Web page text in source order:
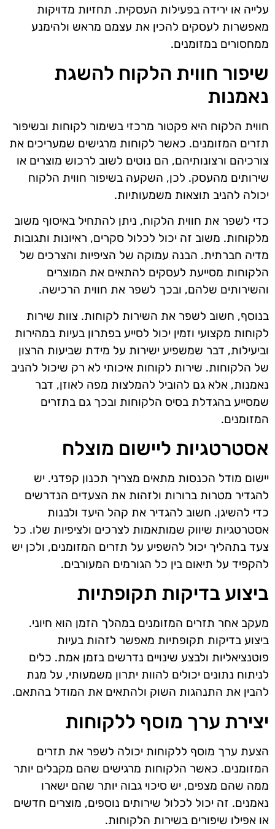
עלייה או ירידה בפעילות העסקית. תחזיות מדויקות
מאפשרות לעסקים להכין את עצמם מראש ולהימנע
ממחסורים במזומנים.
שיפור חווית הלקוח להשגת
נאמנות
חווית הלקוח היא פקטור מרכזי בשימור לקוחות ובשיפור
תזרים המזומנים. כאשר לקוחות מרגישים שמעריכים את
צורכיהם ורצונותיהם, הם נוטים לשוב לרכוש מוצרים או
שירותים מהעסק. לכן, השקעה בשיפור חווית הלקוח
יכולה להניב תוצאות משמעותיות.
כדי לשפר את חווית הלקוח, ניתן להתחיל באיסוף משוב
מלקוחות. משוב זה יכול לכלול סקרים, ראיונות ותגובות
מדיה חברתית. הבנה עמוקה של הציפיות והצרכים של
הלקוחות מסייעת לעסקים להתאים את המוצרים
והשירותים שלהם, ובכך לשפר את חווית הרכישה.
בנוסף, חשוב לשפר את השירות לקוחות. צוות שירות
לקוחות מקצועי וזמין יכול לסייע בפתרון בעיות במהירות
וביעילות, דבר שמשפיע ישירות על מידת שביעות הרצון
של הלקוחות. שירות לקוחות איכותי לא רק שיכול להניב
נאמנות, אלא גם להוביל להמלצות מפה לאוזן, דבר
שמסייע בהגדלת בסיס הלקוחות ובכך גם בתזרים
המזומנים.
אסטרטגיות ליישום מוצלח
יישום מודל הכנסות מתאים מצריך תכנון קפדני. יש
להגדיר מטרות ברורות ולזהות את הצעדים הנדרשים
כדי להשיגן. חשוב להגדיר את קהל היעד ולבנות
אסטרטגיות שיווק שמותאמות לצרכים ולציפיות שלו. כל
צעד בתהליך יכול להשפיע על תזרים המזומנים, ולכן יש
להקפיד על תיאום בין כל הגורמים המעורבים.
ביצוע בדיקות תקופתיות
מעקב אחר תזרים המזומנים במהלך הזמן הוא חיוני.
ביצוע בדיקות תקופתיות מאפשר לזהות בעיות
פוטנציאליות ולבצע שינויים נדרשים בזמן אמת. כלים
לניתוח נתונים יכולים להוות יתרון משמעותי, על מנת
להבין את התנהגות השוק ולהתאים את המודל בהתאם.
יצירת ערך מוסף ללקוחות
הצעת ערך מוסף ללקוחות יכולה לשפר את תזרים
המזומנים. כאשר הלקוחות מרגישים שהם מקבלים יותר
ממה שהם מצפים, יש סיכוי גבוה יותר שהם ישארו
נאמנים. זה יכול לכלול שירותים נוספים, מוצרים חדשים
או אפילו שיפורים בשירות הלקוחות.